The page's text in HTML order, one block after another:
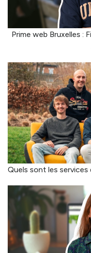
Prime web Bruxelles :
Quels sont les services